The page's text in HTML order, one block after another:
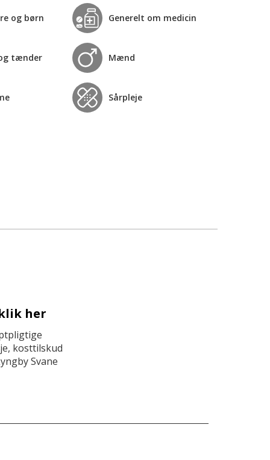
og børn Generelt om medicin
tænder Mænd
Sårpleje
her
kosttilskud
Svane